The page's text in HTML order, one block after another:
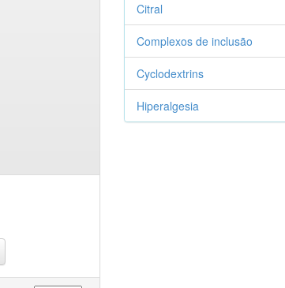
Citral
Complexos de inclusão
Cyclodextrins
Hiperalgesia